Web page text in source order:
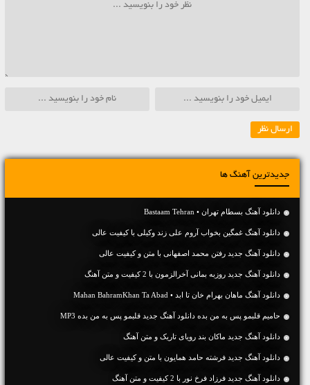
جدیدترین آهنگ ها
دانلود آهنگ بسطام تهران • Bastaam Tehran
دانلود آهنگ غمگین بخواب آروم علی زند وکیلی با کیفیت عالی
دانلود آهنگ جديد رفتن محمد اصفهانی با متن و کیفیت عالی
دانلود آهنگ جديد روزبه بمانی آخرالزمون با 2 کیفیت و متن آهنگ
دانلود آهنگ ماهان بهرام خان تا ابد • Mahan BahramKhan Ta Abad
حامیم قلبمو پس به من بده دانلود آهنگ جدید قلبمو پس به من بده MP3
دانلود آهنگ جديد ماکان بند رویای تاریک و متن آهنگ
دانلود آهنگ جديد فرشته حامد همایون با متن و کیفیت عالی
دانلود آهنگ جديد فرزاد فرخ نور با 2 کیفیت و متن آهنگ